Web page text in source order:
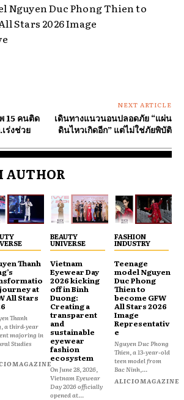
Nguyen Duc Phong Thien to
Stars 2026 Image
15 คนติด
ร่งช่วย
NEXT ARTICLE
เดินทางแนวนอนปลอดภัย “แผ่น
ดินไหวเกิดอีก” แต่ไม่ใช่ภัยพิบัติ
AUTHOR
Thanh
at
All Stars
Thanh
a third-year
majoring in
Studies
BEAUTY
UNIVERSE
Vietnam
Eyewear Day
2026 kicking
off in Binh
Duong:
Creating a
transparent
and
sustainable
eyewear
fashion
ecosystem
On June 28, 2026,
Vietnam Eyewear
Day 2026 officially
opened at...
FASHION
INDUSTRY
Teenage
model Nguyen
Duc Phong
Thien to
become GFW
All Stars 2026
Image
Representativ
e
Nguyen Duc Phong
Thien, a 13-year-old
teen model from
Bac Ninh,...
ALICIOMAGAZINE